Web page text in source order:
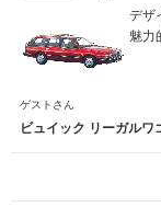
デザ
魅力
ゲストさん
ビュイック リーガルワ